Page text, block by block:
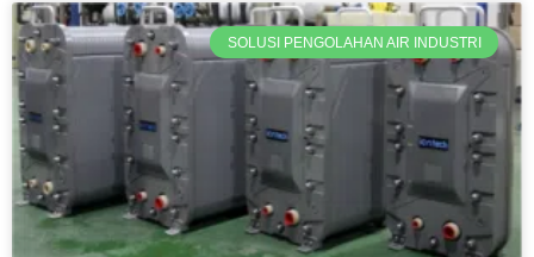
SOLUSI PENGOLAHAN AIR INDUSTRI